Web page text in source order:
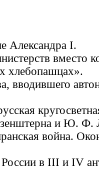
Александра I.
вместо
хлебопашцах».
вводившего
и Ю. Ф.
война.
в III и IV